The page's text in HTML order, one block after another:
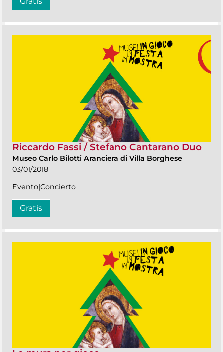
Riccardo Fassi / Stefano Cantarano Duo
Museo Carlo Bilotti Aranciera di Villa Borghese
03/01/2018
Evento|Concierto
Gratis